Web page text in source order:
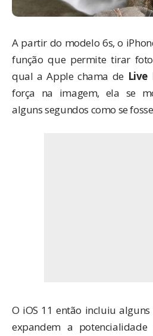
A partir do modelo 6s, o
função que permite tirar
qual a Apple chama de Live
força na imagem, ela se
alguns segundos como se
O iOS 11 então incluiu
expandem a